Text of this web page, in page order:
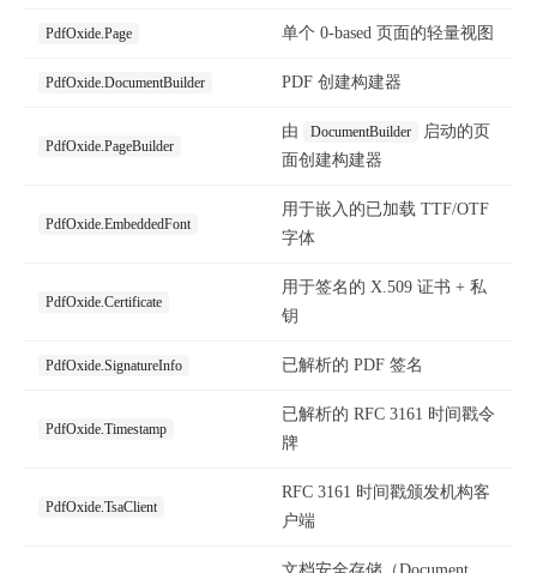
PdfOxide.Page 单个 0-based 页面的轻量视图
PdfOxide.DocumentBuilder PDF 创建构建器
PdfOxide.PageBuilder
由 DocumentBuilder
启动的页
面创建构建器
PdfOxide.EmbeddedFont
用于嵌入的已加载 TTF/OTF
字体
PdfOxide.Certificate
用于签名的 X.509 证书 + 私
钥
PdfOxide.SignatureInfo 已解析的 PDF 签名
PdfOxide.Timestamp
已解析的 RFC 3161 时间戳令
牌
PdfOxide.TsaClient
RFC 3161 时间戳颁发机构客
户端